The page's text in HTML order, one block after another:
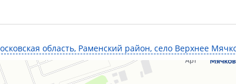
область, Раменский район, село Верхнее